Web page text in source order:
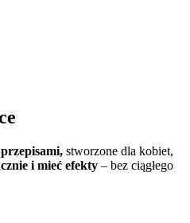
przepisami, stworzone dla kobiet,
i mieć efekty – bez ciągłego